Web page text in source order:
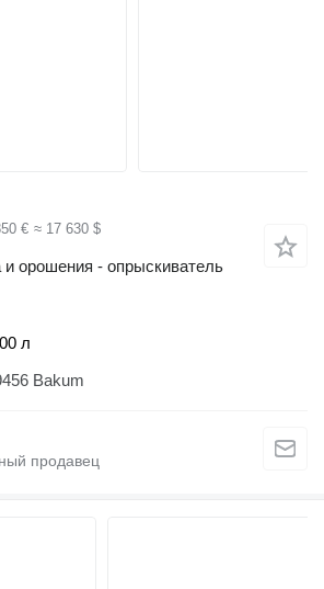
€ ≈ 17 630 $
и орошения - опрыскиватель
л
Bakum